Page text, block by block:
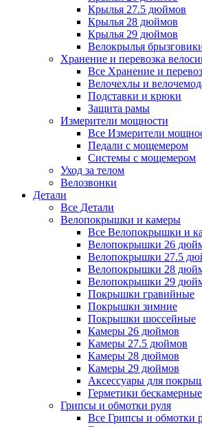
Крылья 27.5 дюймов
Крылья 28 дюймов
Крылья 29 дюймов
Велокрылья
Хранение и перевозка
Все Хранение и
Велочехлы и
Подставки и крюки
Защита рамы
Измерители мощности
Все Измерители
Педали с мощемером
Системы с мощемером
Уход за телом
Велозвонки
Детали
Все Детали
Велопокрышки и камеры
Все Велопокрышки и
Велопокрышки 26
Велопокрышки 27.5
Велопокрышки 28
Велопокрышки 29
Покрышки гравийные
Покрышки зимние
Покрышки шоссейные
Камеры 26 дюймов
Камеры 27.5 дюймов
Камеры 28 дюймов
Камеры 29 дюймов
Аксессуары для
Герметики бескамерные
Грипсы и обмотки руля
Все Грипсы и обмотки